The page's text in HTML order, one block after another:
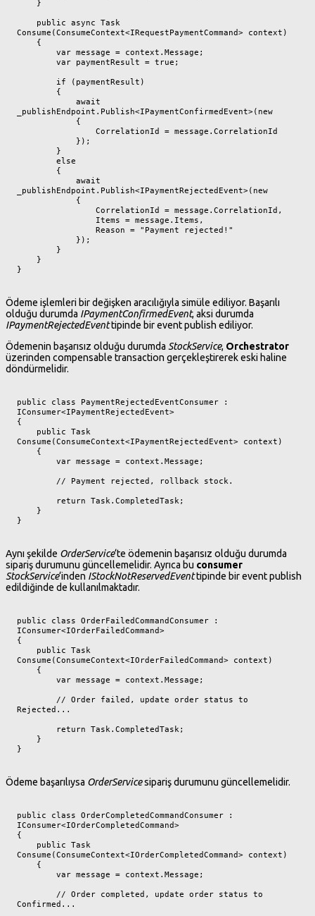
Consume(ConsumeContext<IRequestPaymentCommand> context)
_publishEndpoint.Publish<IPaymentConfirmedEvent>(new
_publishEndpoint.Publish<IPaymentRejectedEvent>(new
}
Ödeme işlemleri bir değişken aracılığıyla simüle ediliyor. Başarılı
olduğu durumda IPaymentConfirmedEvent, aksi durumda
IPaymentRejectedEventtipinde bir event publish ediliyor.
Ödemenin başarısız olduğu durumda StockService, Orchestrator
üzerinden compensable transaction gerçekleştirerek eski haline
döndürmelidir.
public class PaymentRejectedEventConsumer :
IConsumer<IPaymentRejectedEvent>
{
Consume(ConsumeContext<IPaymentRejectedEvent> context)
}
Aynı şekilde OrderService‘te ödemenin başarısız olduğu durumda
sipariş durumunu güncellemelidir. Ayrıca bu consumer
StockService‘inden IStockNotReservedEventtipinde bir event publish
edildiğinde de kullanılmaktadır.
public class OrderFailedCommandConsumer :
IConsumer<IOrderFailedCommand>
{
Consume(ConsumeContext<IOrderFailedCommand> context)
Rejected...
}
Ödeme başarılıysa OrderServicesipariş durumunu güncellemelidir.
public class OrderCompletedCommandConsumer :
IConsumer<IOrderCompletedCommand>
{
Consume(ConsumeContext<IOrderCompletedCommand> context)
Confirmed...